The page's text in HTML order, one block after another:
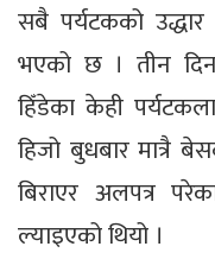
सबै पर्यटकको
भएको छ । तीन
हिँडेका केही
हिजो बुधबार मात्रै
बिराएर अलपत्र
ल्याइएको थियो ।